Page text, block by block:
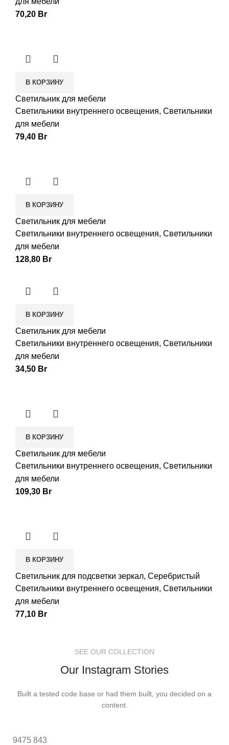
70,20 Br
В КОРЗИНУ
Светильник для мебели
Светильники внутреннего освещения, Светильники
для мебели
79,40 Br
В КОРЗИНУ
Светильник для мебели
Светильники внутреннего освещения, Светильники
для мебели
128,80 Br
В КОРЗИНУ
Светильник для мебели
Светильники внутреннего освещения, Светильники
для мебели
34,50 Br
В КОРЗИНУ
Светильник для мебели
Светильники внутреннего освещения, Светильники
для мебели
109,30 Br
В КОРЗИНУ
Светильник для подсветки зеркал, Серебристый
Светильники внутреннего освещения, Светильники
для мебели
77,10 Br
SEE OUR COLLECTION
Our Instagram Stories
Built a tested code base or had them built, you decided on a
content.
9475 843